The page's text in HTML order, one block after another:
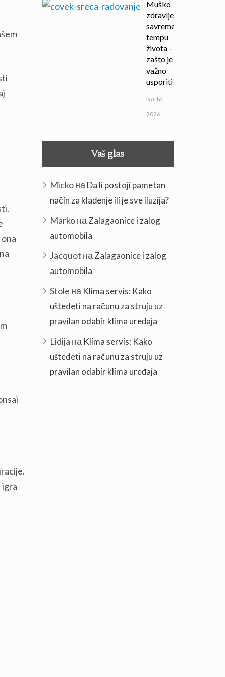
igra
Muško
zdravlje u
savremenom
tempu
života –
zašto je
važno
usporiti
јул 16,
2026
Vaš glas
Mickoна Da li postoji pametan
način za klađenje ili je sve iluzija?
Markoна Zalagaonice i zalog
automobila
Jacquot на Zalagaonice i zalog
automobila
Stole на Klima servis: Kako
uštedeti na računu za struju uz
pravilan odabir klima uređaja
Lidija на Klima servis: Kako
uštedeti na računu za struju uz
pravilan odabir klima uređaja